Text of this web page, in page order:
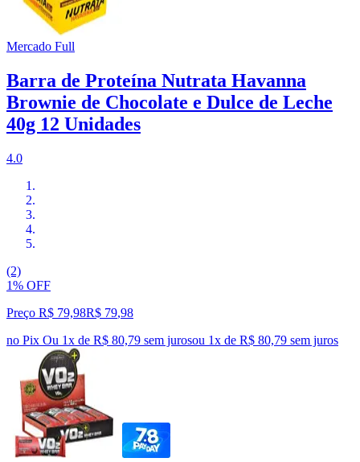
Mercado Full
Barra de Proteína Nutrata Havanna
Brownie de Chocolate e Dulce de Leche
40g 12 Unidades
4.0
(2)
1% OFF
Preço R$ 79,98R$ 79,98
no Pix Ou 1x de R$ 80,79 sem jurosou 1x de R$ 80,79 sem juros